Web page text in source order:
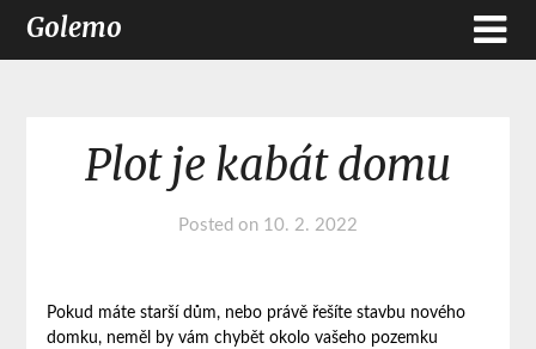
Golemo
Plot je kabát domu
Posted on 10. 2. 2022
Pokud máte starší dům, nebo právě řešíte stavbu nového
domku, neměl by vám chybět okolo vašeho pozemku